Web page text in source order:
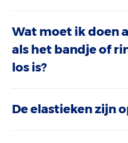
Wat moet ik doen
als het bandje of
los is?
De elastieken zijn